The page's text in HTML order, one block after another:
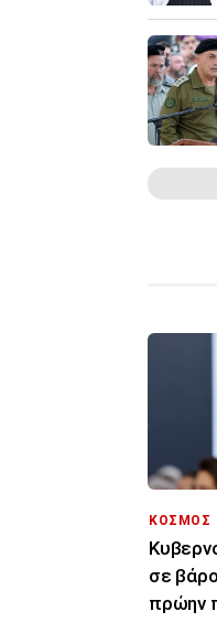
ΚΟΣΜΟΣ
σε
πρώην